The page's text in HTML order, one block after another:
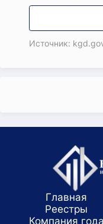
Источник:
Главная
Реестры
Компания года